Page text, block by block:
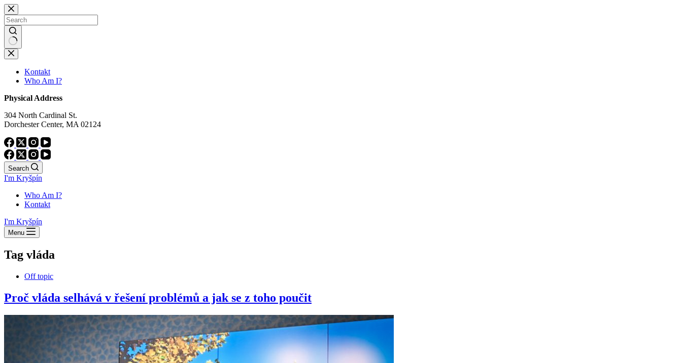
Skip
to
content
No
results
Kontakt
Who Am I?
Physical Address
304 North Cardinal St.
Dorchester Center, MA 02124
Search
I'm Kryšpín
Who Am I?
Kontakt
I'm Kryšpín
Menu
Tag vláda
Off topic
Proč vláda selhává v řešení problémů a jak se z toho poučit